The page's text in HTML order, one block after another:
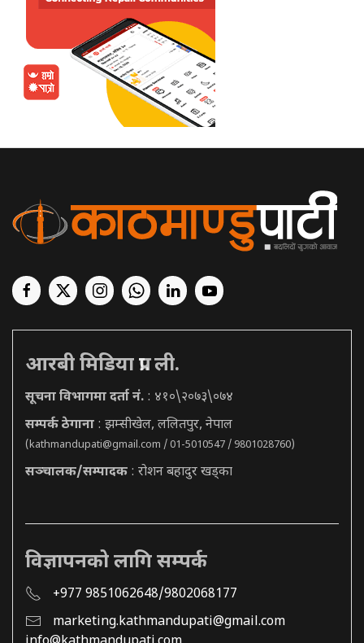
आरबी मिडिया प्रा. ली.
सूचना विभागमा दर्ता नं. : ४१०\२०७३\०७४
सम्पर्क ठेगाना : झम्सीखेल, ललितपुर, नेपाल
(kathmandupati@gmail.com / 01-5010547 / 9801028760)
सञ्चालक/सम्पादक : रोशन बहादुर खड्का
विज्ञापनको लागि सम्पर्क
+977 9851062648/9802068177
marketing.kathmandupati@gmail.com